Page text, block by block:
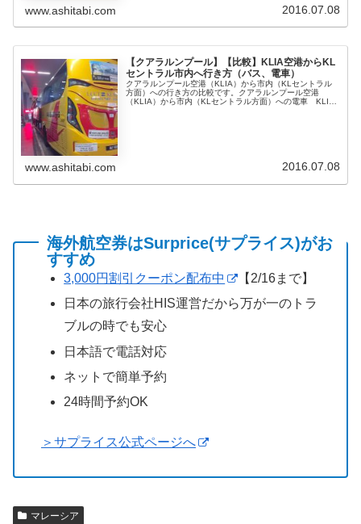
www.ashitabi.com 2016.07.08
【クアラルンプール】【比較】KLIA空港からKL
セントラル市内へ行き方（バス、電車）
クアラルンプール空港（KLIA）から市内（KLセントラル
方面）への行き方の比較です。クアラルンプール空港
（KLIA）から市内（KLセントラル方面）への電車 KLIA
www.ashitabi.com 2016.07.08
海外航空券はSurprice(サプライス)がお
すすめ
3,000円割引クーポン配布中
【2/16まで】
日本の旅行会社HIS運営だから万が一のトラ
ブルの時でも安心
日本語で電話対応
ネットで簡単予約
24時間予約OK
＞サプライス公式ページへ
マレーシア